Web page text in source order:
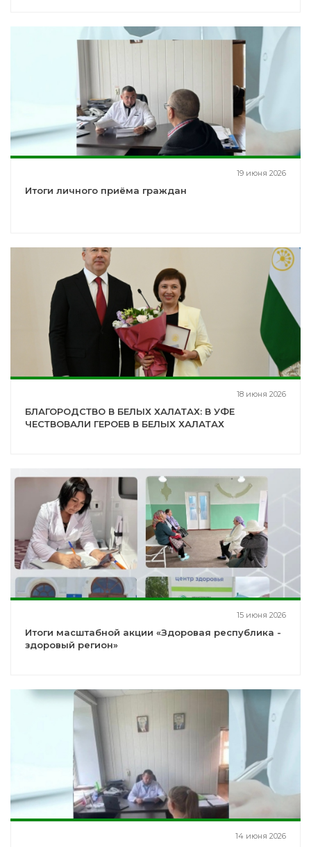
19 июня 2026
Итоги личного приёма граждан
18 июня 2026
БЛАГОРОДСТВО В БЕЛЫХ ХАЛАТАХ: В УФЕ
ЧЕСТВОВАЛИ ГЕРОЕВ В БЕЛЫХ ХАЛАТАХ
15 июня 2026
Итоги масштабной акции «Здоровая республика -
здоровый регион»
14 июня 2026